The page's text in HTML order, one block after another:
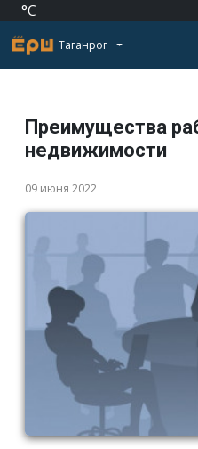
°C
Таганрог
Преимущества
недвижимости
09 июня 2022